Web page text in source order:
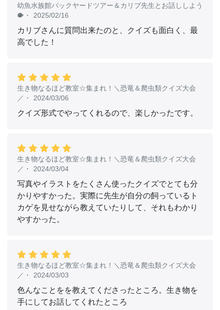
幼魚水族館バックヤードツアー＆カリブ先生とお話ししよう
🐡 ・ 2025/02/16
カリブさんに質問出来たのと、クイズも面白く、最
高でした！
生き物なるほど教室☆集まれ！＼恐竜＆爬虫類クイズ大会
／ ・ 2024/03/06
クイズ形式でやってくれるので、楽しかったです。
生き物なるほど教室☆集まれ！＼恐竜＆爬虫類クイズ大会
／ ・ 2024/03/04
写真やイラストをたくさん使ったクイズでとても分
かりやすかった。実際に先生が自分の飼っているト
カゲを見せながら教えていたりして、それもわかり
やすかった。
生き物なるほど教室☆集まれ！＼恐竜＆爬虫類クイズ大会
／ ・ 2024/03/03
色んなことをを教えてくださったところ。生き物を
手にしてお話してくれたところ